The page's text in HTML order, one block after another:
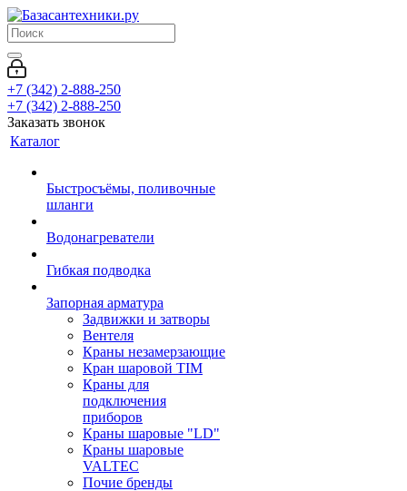
+7 (342) 2-888-250
+7 (342) 2-888-250
Заказать звонок
Каталог
Быстросъёмы, поливочные
шланги
Водонагреватели
Гибкая подводка
Запорная арматура
Задвижки и затворы
Вентеля
Краны незамерзающие
Кран шаровой TIM
Краны для
подключения
приборов
Краны шаровые "LD"
Краны шаровые
VALTEC
Почие бренды